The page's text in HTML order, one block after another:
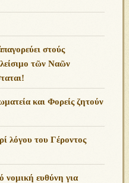
στούς
τῶν Ναῶν
και Φορείς ζητούν
λόγου του Γέροντος
ευθύνη για